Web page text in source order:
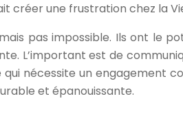
créer une frustration chez la
pas impossible. Ils ont le
L’important est de
nécessite un engagement
et épanouissante.